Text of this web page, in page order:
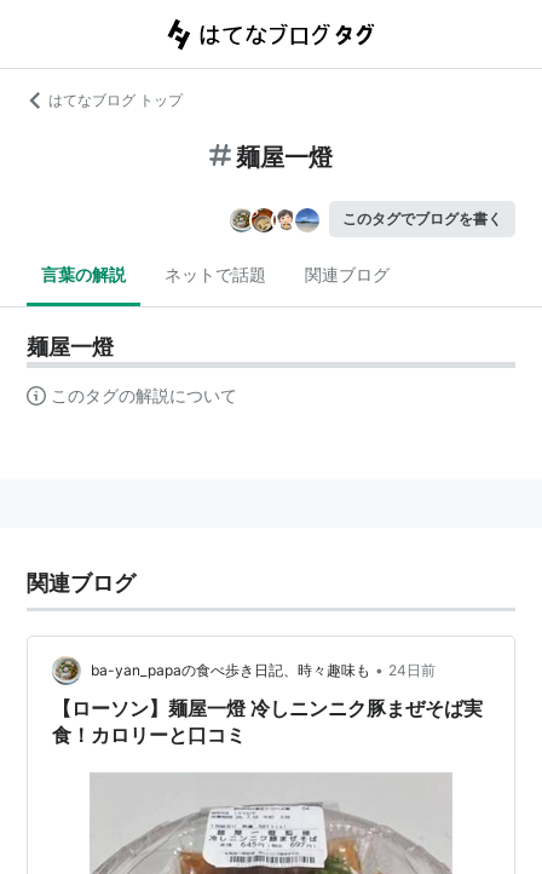
はてなブログ トップ
麺屋一燈
このタグでブログを書く
言葉の解説 ネットで話題 関連ブログ
麺屋一燈
このタグの解説について
関連ブログ
ba-yan_papaの食べ歩き日記、時々趣味も • 24日前
【ローソン】麺屋一燈 冷しニンニク豚まぜそば実
食！カロリーと口コミ